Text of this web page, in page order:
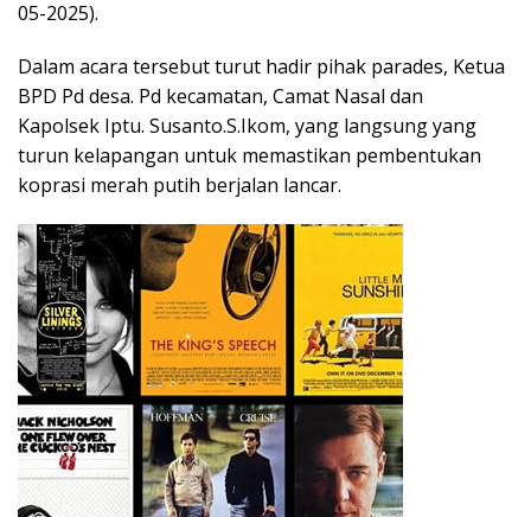
05-2025).
Dalam acara tersebut turut hadir pihak parades, Ketua
BPD Pd desa. Pd kecamatan, Camat Nasal dan
Kapolsek Iptu. Susanto.S.Ikom, yang langsung yang
turun kelapangan untuk memastikan pembentukan
koprasi merah putih berjalan lancar.